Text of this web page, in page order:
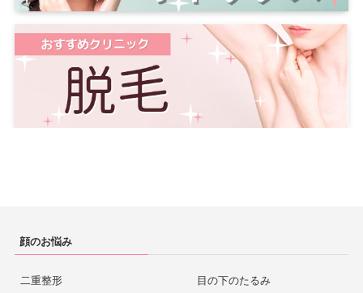
顔のお悩み
二重整形 目の下のたるみ